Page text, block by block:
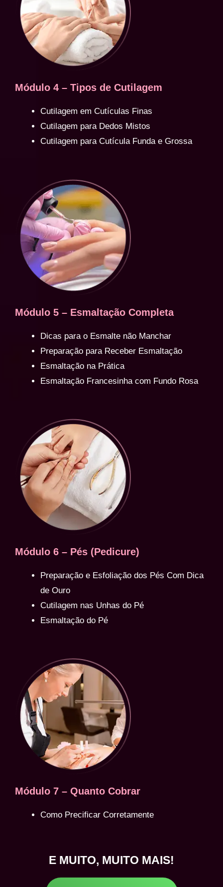
Módulo 4 – Tipos de Cutilagem
Cutilagem em Cutículas Finas
Cutilagem para Dedos Mistos
Cutilagem para Cutícula Funda e Grossa
Módulo 5 – Esmaltação Completa
Dicas para o Esmalte não Manchar
Preparação para Receber Esmaltação
Esmaltação na Prática
Esmaltação Francesinha com Fundo Rosa
Módulo 6 – Pés (Pedicure)
Preparação e Esfoliação dos Pés Com Dica
de Ouro
Cutilagem nas Unhas do Pé
Esmaltação do Pé
Módulo 7 – Quanto Cobrar
Como Precificar Corretamente
E MUITO, MUITO MAIS!